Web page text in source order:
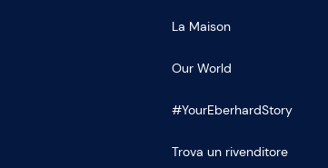
La Maison
Our World
#YourEberhardStory
Trova un rivenditore